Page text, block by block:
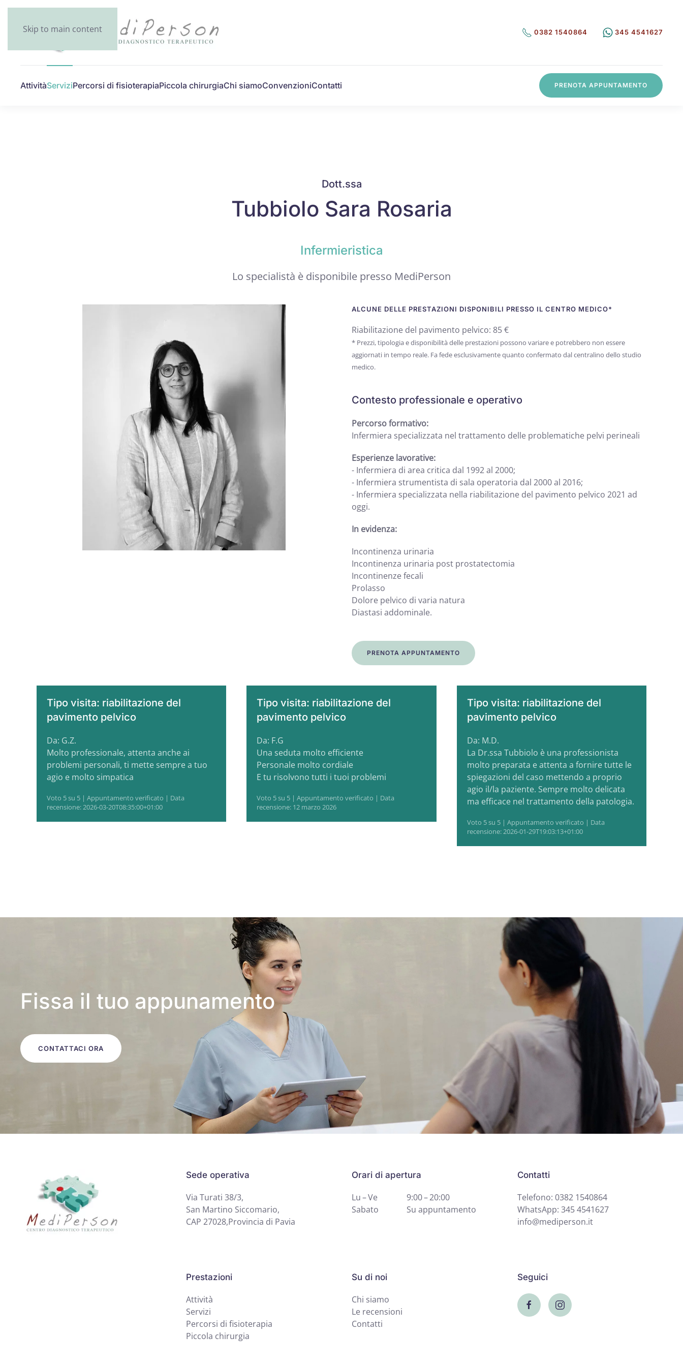
Skip to main content 0382 1540864 345 4541627
AttivitàServiziPercorsi di fisioterapiaPiccola chirurgiaChi siamoConvenzioniContatti PRENOTA APPUNTAMENTO
Dott.ssa
Tubbiolo Sara Rosaria
Infermieristica
Lo specialistà è disponibile presso MediPerson
ALCUNE DELLE PRESTAZIONI DISPONIBILI PRESSO IL CENTRO MEDICO*
Riabilitazione del pavimento pelvico: 85 €
* Prezzi, tipologia e disponibilità delle prestazioni possono variare e potrebbero non essere
aggiornati in tempo reale. Fa fede esclusivamente quanto confermato dal centralino dello studio
medico.
Contesto professionale e operativo
Percorso formativo:
Infermiera specializzata nel trattamento delle problematiche pelvi perineali
Esperienze lavorative:
- Infermiera di area critica dal 1992 al 2000;
- Infermiera strumentista di sala operatoria dal 2000 al 2016;
- Infermiera specializzata nella riabilitazione del pavimento pelvico 2021 ad
oggi.
In evidenza:
Incontinenza urinaria
Incontinenza urinaria post prostatectomia
Incontinenze fecali
Prolasso
Dolore pelvico di varia natura
Diastasi addominale.
PRENOTA APPUNTAMENTO
Tipo visita: riabilitazione del
pavimento pelvico
Da: G.Z.
Molto professionale, attenta anche ai
problemi personali, ti mette sempre a tuo
agio e molto simpatica
Voto 5 su 5 | Appuntamento verificato | Data
recensione: 2026-03-20T08:35:00+01:00
Tipo visita: riabilitazione del
pavimento pelvico
Da: F.G
Una seduta molto efficiente
Personale molto cordiale
E tu risolvono tutti i tuoi problemi
Voto 5 su 5 | Appuntamento verificato | Data
recensione: 12 marzo 2026
Tipo visita: riabilitazione del
pavimento pelvico
Da: M.D.
La Dr.ssa Tubbiolo è una professionista
molto preparata e attenta a fornire tutte le
spiegazioni del caso mettendo a proprio
agio il/la paziente. Sempre molto delicata
ma efficace nel trattamento della patologia.
Voto 5 su 5 | Appuntamento verificato | Data
recensione: 2026-01-29T19:03:13+01:00
Fissa il tuo appunamento
CONTATTACI ORA
Sede operativa
Via Turati 38/3,
San Martino Siccomario,
CAP 27028,Provincia di Pavia
Contatti
Telefono: 0382 1540864
WhatsApp: 345 4541627
info@mediperson.it
Orari di apertura
Lu – Ve
9:00 – 20:00
Sabato
Su appuntamento
Prestazioni
Attività
Servizi
Percorsi di fisioterapia
Piccola chirurgia
Su di noi
Chi siamo
Le recensioni
Contatti
Seguici